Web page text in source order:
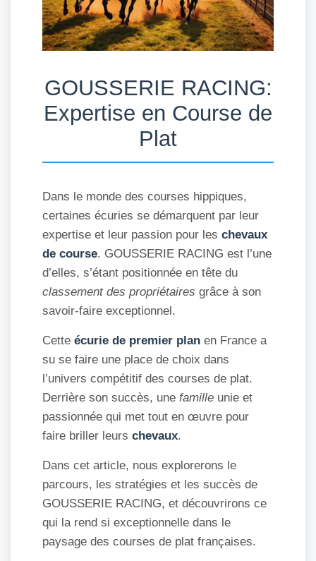
GOUSSERIE RACING:
Expertise en Course de
Plat
Dans le monde des courses hippiques,
certaines écuries se démarquent par leur
expertise et leur passion pour les chevaux
de course. GOUSSERIE RACING est l’une
d’elles, s’étant positionnée en tête du
classement des propriétaires grâce à son
savoir-faire exceptionnel.
Cette écurie de premier plan en France a
su se faire une place de choix dans
l’univers compétitif des courses de plat.
Derrière son succès, une famille unie et
passionnée qui met tout en œuvre pour
faire briller leurs chevaux.
Dans cet article, nous explorerons le
parcours, les stratégies et les succès de
GOUSSERIE RACING, et découvrirons ce
qui la rend si exceptionnelle dans le
paysage des courses de plat françaises.